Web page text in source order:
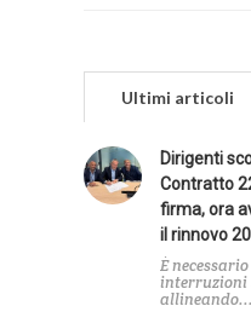
Ultimi articoli
Dirigenti
Contratto
firma, ora
il rinnovo
È
interruzioni
allineando...